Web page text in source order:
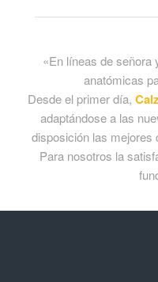
«En líneas de señora
anatómicas
Desde el primer día,
adaptándose a las
disposición las mejores
Para nosotros la